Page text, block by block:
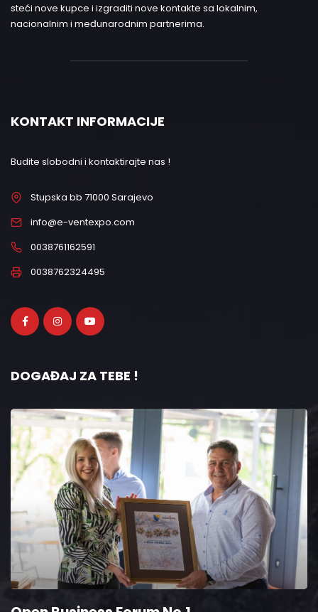
steći nove kupce i izgraditi nove kontakte sa lokalnim,
nacionalnim i međunarodnim partnerima.
KONTAKT INFORMACIJE
Budite slobodni i kontaktirajte nas !
Stupska bb 71000 Sarajevo
info@e-ventexpo.com
0038761162591
0038762324495
DOGAĐAJ ZA TEBE !